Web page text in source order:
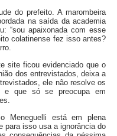
do prefeito. A marombeira
na saída da academia
“sou apaixonada com esse
colatinense fez issoantes?
site ficou evidenciado que o
dos entrevistados, deixa a
ele não resolve os
e que só se preocupa em
Meneguelli está em plena
para isso usa a ignorância do